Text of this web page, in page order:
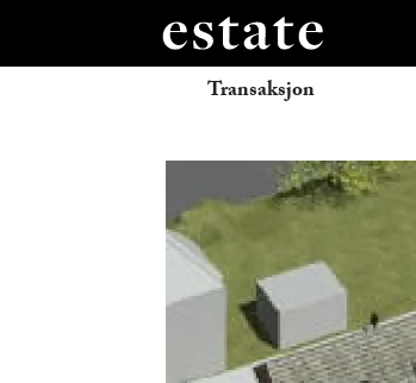
Transaksjon